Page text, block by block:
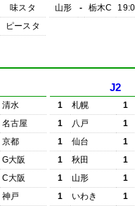
味スタ
ピースタ
山形
- 栃木C
清水
名古屋
京都
G大阪
C大阪
神戸
J2
1 札幌
1
1
八戸
1
1
仙台
1
1
秋田
1
1
山形
1
1
いわき
1